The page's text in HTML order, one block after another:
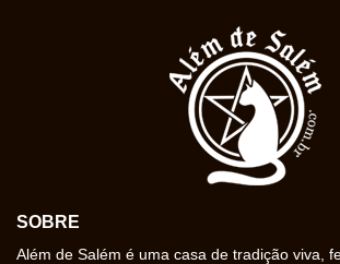
SOBRE
Além de Salém é uma casa de tradição viva,